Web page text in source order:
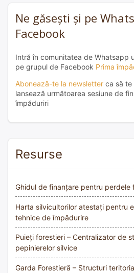
Ne găsești și pe
Facebook
Intră în comunitatea de Whatsapp
pe grupul de Facebook Prima
Abonează-te la newsletter ca să te
lansează următoarea sesiune de
împăduriri
Resurse
Ghidul de finanțare pentru perdele
Harta silvicultorilor atestați pentru
tehnice de împădurire
Puieți forestieri – Centralizator de
pepinierelor silvice
Garda Forestieră – Structuri